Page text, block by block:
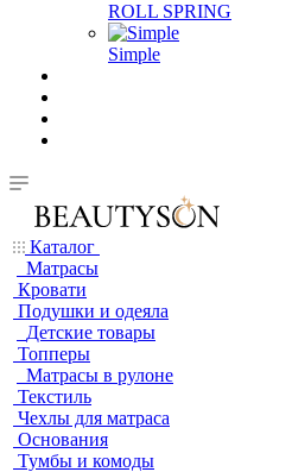
ROLL SPRING
Simple
Каталог
Матрасы
Кровати
Подушки и одеяла
Детские товары
Топперы
Матрасы в рулоне
Текстиль
Чехлы для матраса
Основания
Тумбы и комоды